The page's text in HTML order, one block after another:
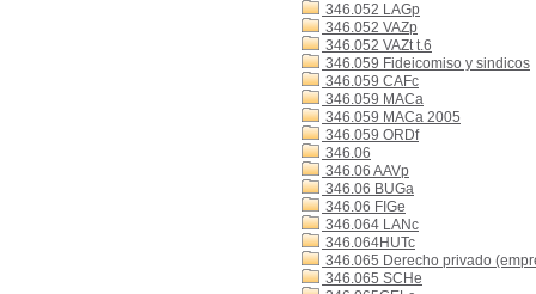
346.052 LAGp
346.052 VAZp
346.052 VAZt t.6
346.059 Fideicomiso y sindicos
346.059 CAFc
346.059 MACa
346.059 MACa 2005
346.059 ORDf
346.06
346.06 AAVp
346.06 BUGa
346.06 FIGe
346.064 LANc
346.064HUTc
346.065 Derecho privado
346.065 SCHe